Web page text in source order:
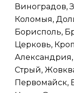
Виноградов,
Коломыя,
Борисполь,
Церковь,
Стрый,
Первомайск,